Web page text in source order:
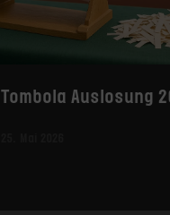
Tombola Auslosung